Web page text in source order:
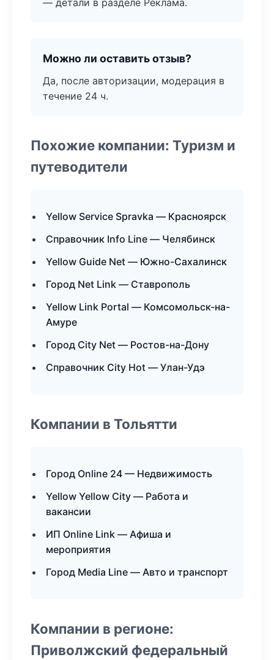
— детали в разделе Реклама.
Можно ли оставить отзыв?
Да, после авторизации, модерация в
течение 24 ч.
Похожие компании: Туризм и
путеводители
Yellow Service Spravka — Красноярск
Справочник Info Line — Челябинск
Yellow Guide Net — Южно-Сахалинск
Город Net Link — Ставрополь
Yellow Link Portal — Комсомольск-на-
Амуре
Город City Net — Ростов-на-Дону
Справочник City Hot — Улан-Удэ
Компании в Тольятти
Город Online 24 — Недвижимость
Yellow Yellow City — Работа и
вакансии
ИП Online Link — Афиша и
мероприятия
Город Media Line — Авто и транспорт
Компании в регионе:
Приволжский федеральный